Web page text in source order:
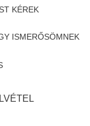
KÉREK
ISMERŐSÖMNEK